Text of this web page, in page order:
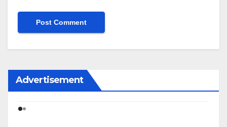
Advertisement